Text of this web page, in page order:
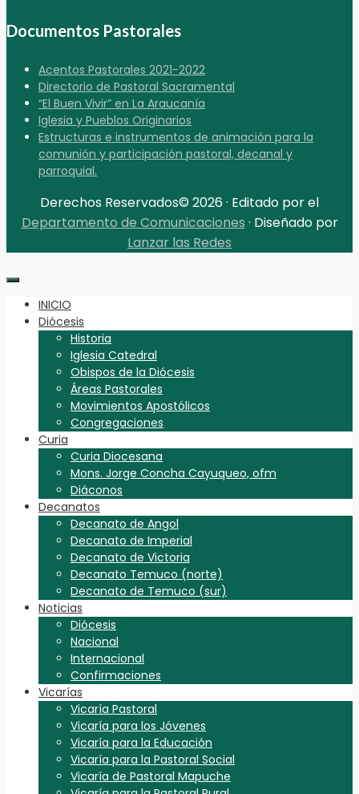
Documentos Pastorales
Acentos Pastorales 2021-2022
Directorio de Pastoral Sacramental
“El Buen Vivir” en La Araucanía
Iglesia y Pueblos Originarios
Estructuras e instrumentos de animación para la
comunión y participación pastoral, decanal y
parroquial.
Derechos Reservados© 2026 · Editado por el
Departamento de Comunicaciones · Diseñado por
Lanzar las Redes
INICIO
Diócesis
Historia
Iglesia Catedral
Obispos de la Diócesis
Áreas Pastorales
Movimientos Apostólicos
Congregaciones
Curia
Curia Diocesana
Mons. Jorge Concha Cayuqueo, ofm
Diáconos
Decanatos
Decanato de Angol
Decanato de Imperial
Decanato de Victoria
Decanato Temuco (norte)
Decanato de Temuco (sur)
Noticias
Diócesis
Nacional
Internacional
Confirmaciones
Vicarías
Vicaría Pastoral
Vicaría para los Jóvenes
Vicaría para la Educación
Vicaría para la Pastoral Social
Vicaría de Pastoral Mapuche